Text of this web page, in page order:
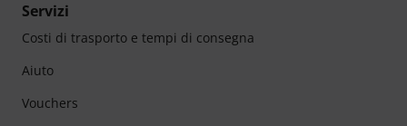
Servizi
Costi di trasporto e tempi di consegna
Aiuto
Vouchers